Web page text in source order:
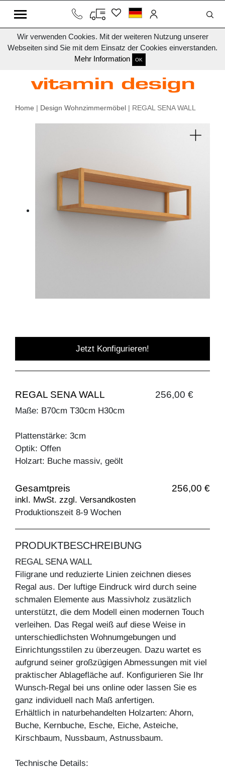
Wir verwenden Cookies. Mit der weiteren Nutzung unserer
Webseiten sind Sie mit dem Einsatz der Cookies einverstanden.
Mehr Information
OK
Home | Design Wohnzimmermöbel | REGAL SENA WALL
Jetzt Konfigurieren!
REGAL SENA WALL 256,00 €
Maße: B70cm T30cm H30cm
Plattenstärke: 3cm
Optik: Offen
Holzart: Buche massiv, geölt
Gesamtpreis 256,00 €
inkl. MwSt. zzgl. Versandkosten
Produktionszeit 8-9 Wochen
PRODUKTBESCHREIBUNG
REGAL SENA WALL
Filigrane und reduzierte Linien zeichnen dieses
Regal aus. Der luftige Eindruck wird durch seine
schmalen Elemente aus Massivholz zusätzlich
unterstützt, die dem Modell einen modernen Touch
verleihen. Das Regal weiß auf diese Weise in
unterschiedlichsten Wohnumgebungen und
Einrichtungsstilen zu überzeugen. Dazu wartet es
aufgrund seiner großzügigen Abmessungen mit viel
praktischer Ablagefläche auf. Konfigurieren Sie Ihr
Wunsch-Regal bei uns online oder lassen Sie es
ganz individuell nach Maß anfertigen.
Erhältlich in naturbehandelten Holzarten: Ahorn,
Buche, Kernbuche, Esche, Eiche, Asteiche,
Kirschbaum, Nussbaum, Astnussbaum.
Technische Details: